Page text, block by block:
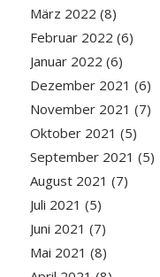
März 2022 (8)
Februar 2022 (6)
Januar 2022 (6)
Dezember 2021 (6)
November 2021 (7)
Oktober 2021 (5)
September 2021 (5)
August 2021 (7)
Juli 2021 (5)
Juni 2021 (7)
Mai 2021 (8)